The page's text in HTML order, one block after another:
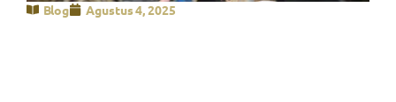
Blog Agustus 4, 2025